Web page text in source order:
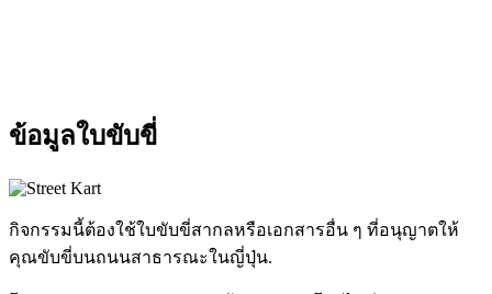
ข้อมูลใบขับขี่
กิจกรรมนี้ต้องใช้ใบขับขี่สากลหรือเอกสารอื่น ๆ ที่อนุญาตให้
คุณขับขี่บนถนนสาธารณะในญี่ปุ่น.